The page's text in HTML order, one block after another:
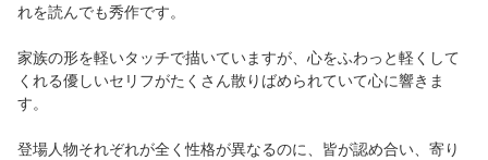
れを読んでも秀作です。
家族の形を軽いタッチで描いていますが、心をふわっと軽くして
くれる優しいセリフがたくさん散りばめられていて心に響きま
す。
登場人物それぞれが全く性格が異なるのに、皆が認め合い、寄り